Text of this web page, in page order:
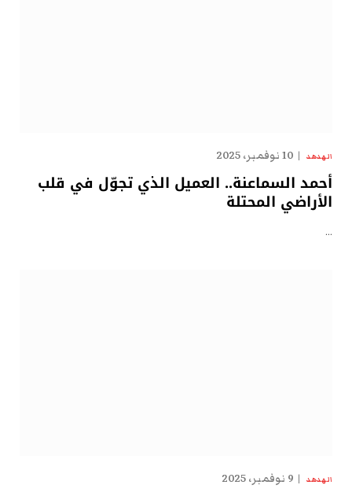
الهدهد 10 نوفمبر، 2025
أحمد السماعنة.. العميل الذي تجوّل في قلب
الأراضي المحتلة
…
الهدهد 9 نوفمبر، 2025